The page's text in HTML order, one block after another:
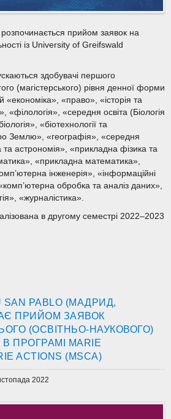
прийом заявок на
із University of Greifswald
здобувачі першого
(магістерського) рівня денної форми
«економіка», «право», «історія та
«філологія», «середня освіта (Біологія
«біотехнології та
Землю», «географія», «середня
та астрономія», «прикладна фізика та
«прикладна математика»,
інженерія», «інформаційні
обробка та аналіз даних»,
«журналістика».
в другому семестрі 2022–2023
SAN PABLO (МАДРИД,
ПРИЙОМ ЗАЯВОК
(ОСВІТНЬО-НАУКОВОГО)
ПРОГРАМІ MARIE
ACTIONS (MSCA)
2022